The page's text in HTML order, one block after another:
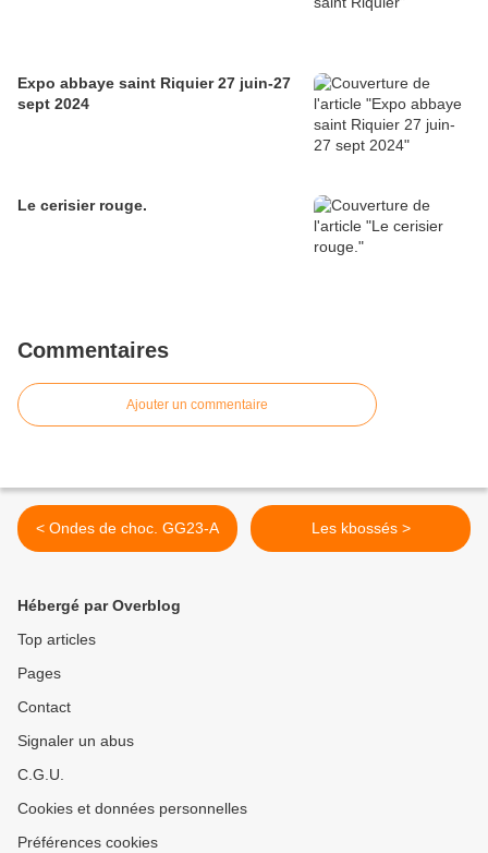
Expo abbaye saint Riquier 27 juin-27
sept 2024
Le cerisier rouge.
Commentaires
Ajouter un commentaire
< Ondes de choc. GG23-A Les kbossés >
Hébergé par Overblog
Top articles
Pages
Contact
Signaler un abus
C.G.U.
Cookies et données personnelles
Préférences cookies